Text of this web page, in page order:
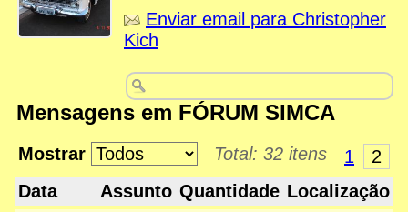
Enviar email para Christopher
Kich
Mensagens em FÓRUM SIMCA
1 2
Mostrar
Total: 32 itens
Data
Assunto Quantidade Localização